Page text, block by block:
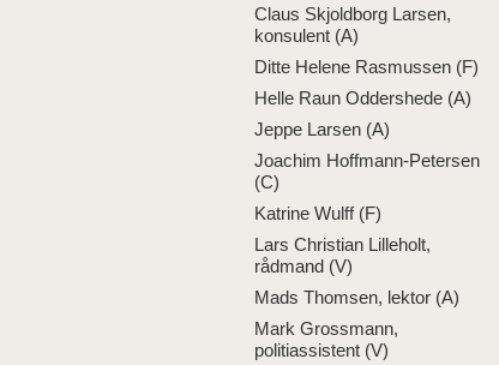
Claus Skjoldborg Larsen,
konsulent (A)
Ditte Helene Rasmussen (F)
Helle Raun Oddershede (A)
Jeppe Larsen (A)
Joachim Hoffmann-Petersen
(C)
Katrine Wulff (F)
Lars Christian Lilleholt,
rådmand (V)
Mads Thomsen, lektor (A)
Mark Grossmann,
politiassistent (V)